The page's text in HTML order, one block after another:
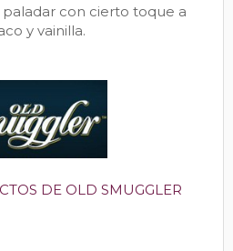
paladar con cierto toque a
y vainilla.
DE OLD SMUGGLER